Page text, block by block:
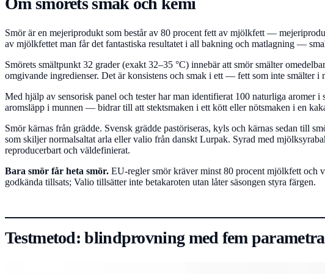
Smör är en mejeriprodukt som består av 80 procent fett av mjölkfett —
av mjölkfettet man får det fantastiska resultatet i all bakning och matlagning —
Smörets smältpunkt 32 grader (exakt 32–35 °C) innebär att smör smälter
omgivande ingredienser. Det är konsistens och smak i ett — fett som inte smälter i
Med hjälp av sensorisk panel och tester har man identifierat 100 naturliga
aromsläpp i munnen — bidrar till att stektsmaken i ett kött eller nötsmaken i en
Smör kärnas från grädde. Svensk grädde pastöriseras, kyls och kärnas sedan till
som skiljer normalsaltat arla eller valio från danskt Lurpak. Syrad med
reproducerbart och väldefinierat.
Bara smör får heta smör. EU-regler smör kräver minst 80 procent mjölkfett och
godkända tillsats; Valio tillsätter inte betakaroten utan låter säsongen styra färgen.
Testmetod: blindprovning med fem